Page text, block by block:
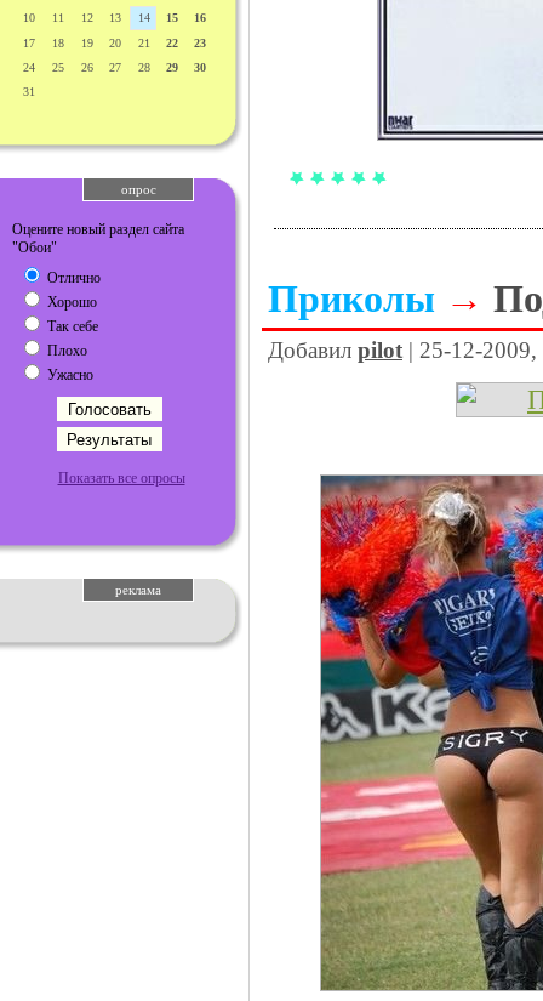
10
11 12 13 14 15
16
17
18 19 20 21 22
23
24
25 26 27 28 29
30
31
опрос
Оцените новый раздел сайта
"Обои"
Отлично
Хорошо
Так себе
Плохо
Ужасно
Показать все опросы
реклама
Приколы →
Добавил pilot | 25-12-